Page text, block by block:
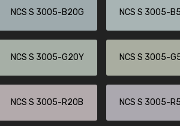
NCS S 3005-B20G NCS S 3005-
NCS S 3005-G20Y NCS S 3005-
NCS S 3005-R20B NCS S 3005-